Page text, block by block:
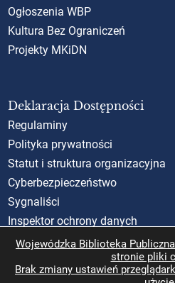
Ogłoszenia WBP
Kultura Bez Ograniczeń
Projekty MKiDN
Deklaracja Dostępności
Regulaminy
Polityka prywatności
Statut i struktura organizacyjna
Cyberbezpieczeństwo
Sygnaliści
Inspektor ochrony danych
Standardy Ochrony Małoletnich
Rzecznik Praw Obywatelskich
Wojewódzka Biblioteka
stronie pliki
Brak zmiany ustawień